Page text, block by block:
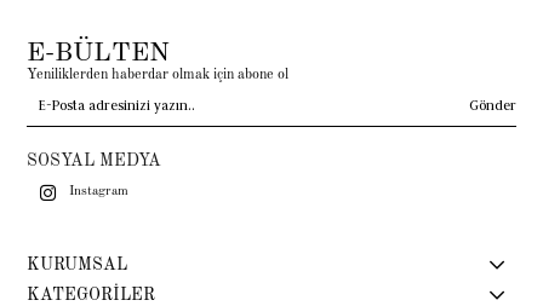
E-BÜLTEN
Yeniliklerden haberdar olmak için abone ol
Gönder
SOSYAL MEDYA
Instagram
KURUMSAL
KATEGORİLER